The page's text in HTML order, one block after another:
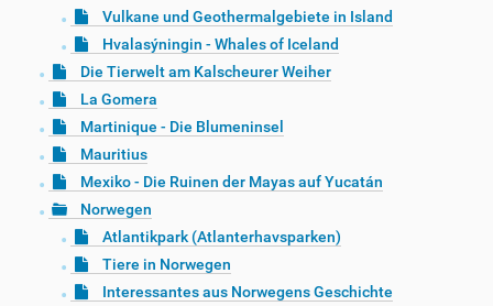
Vulkane und Geothermalgebiete in Island
Hvalasýningin - Whales of Iceland
Die Tierwelt am Kalscheurer Weiher
La Gomera
Martinique - Die Blumeninsel
Mauritius
Mexiko - Die Ruinen der Mayas auf Yucatán
Norwegen
Atlantikpark (Atlanterhavsparken)
Tiere in Norwegen
Interessantes aus Norwegens Geschichte